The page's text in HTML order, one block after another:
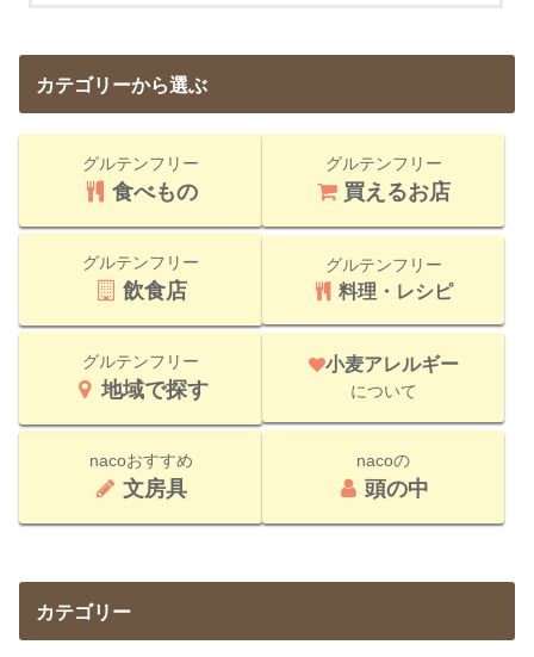
カテゴリーから選ぶ
グルテンフリー
食べもの
グルテンフリー
買えるお店
グルテンフリー
飲食店
グルテンフリー
料理・レシピ
グルテンフリー
地域で探す
小麦アレルギー
について
nacoおすすめ
文房具
nacoの
頭の中
カテゴリー